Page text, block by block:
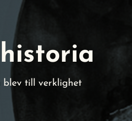
blev till verklighet